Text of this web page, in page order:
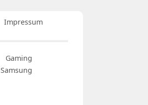
Impressum
Gaming
Samsung